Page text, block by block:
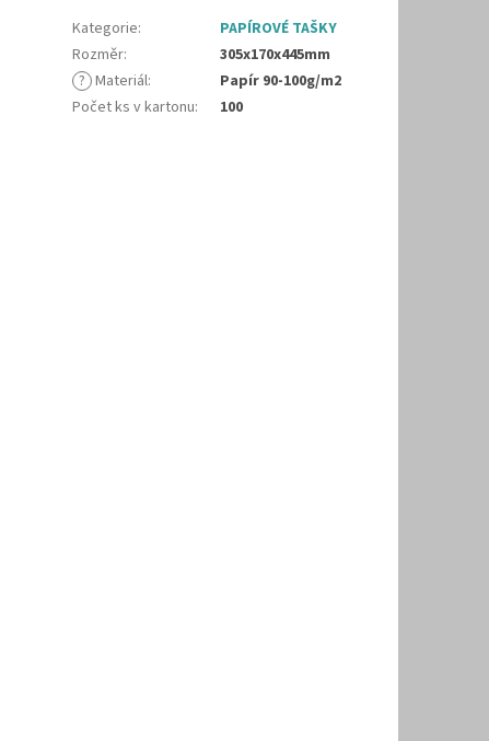
Kategorie:
PAPÍROVÉ TAŠKY
Rozměr:
305x170x445mm
? Materiál:
Papír 90-100g/m2
Počet ks v kartonu: 100